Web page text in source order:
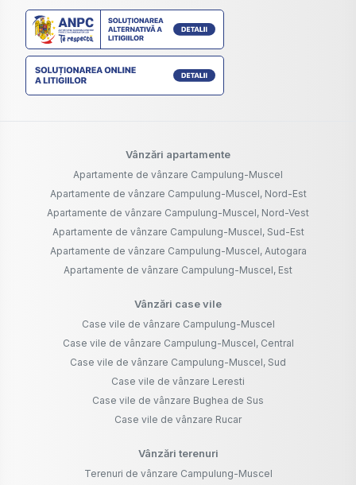
Vânzări apartamente
Apartamente de vânzare Campulung-Muscel
Apartamente de vânzare Campulung-Muscel, Nord-Est
Apartamente de vânzare Campulung-Muscel, Nord-Vest
Apartamente de vânzare Campulung-Muscel, Sud-Est
Apartamente de vânzare Campulung-Muscel, Autogara
Apartamente de vânzare Campulung-Muscel, Est
Vânzări case vile
Case vile de vânzare Campulung-Muscel
Case vile de vânzare Campulung-Muscel, Central
Case vile de vânzare Campulung-Muscel, Sud
Case vile de vânzare Leresti
Case vile de vânzare Bughea de Sus
Case vile de vânzare Rucar
Vânzări terenuri
Terenuri de vânzare Campulung-Muscel